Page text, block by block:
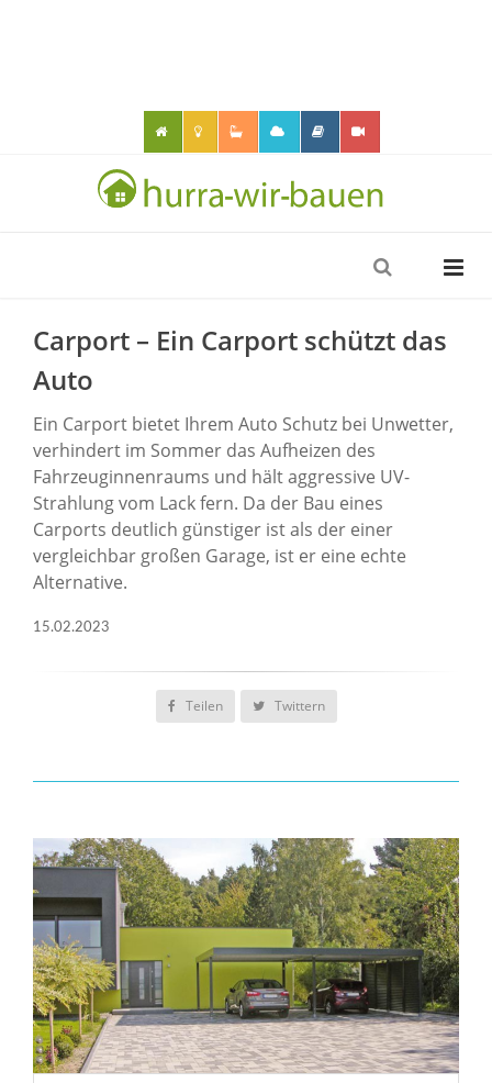
Carport – Ein Carport schützt das
Auto
Ein Carport bietet Ihrem Auto Schutz bei Unwetter,
verhindert im Sommer das Aufheizen des
Fahrzeuginnenraums und hält aggressive UV-
Strahlung vom Lack fern. Da der Bau eines
Carports deutlich günstiger ist als der einer
vergleichbar großen Garage, ist er eine echte
Alternative.
15.02.2023
Teilen Twittern